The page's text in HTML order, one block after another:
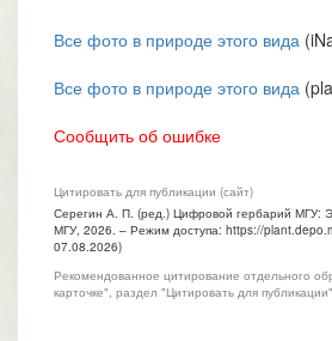
Все фото в природе этого вида
Все фото в природе этого вида
Сообщить об ошибке
Цитировать для публикации (сайт)
Серегин А. П. (ред.) Цифровой гербарий МГУ:
МГУ, 2026. – Режим доступа: https://
07.08.2026)
Рекомендованное цитирование отдельного
карточке", раздел "Цитировать для публикации"